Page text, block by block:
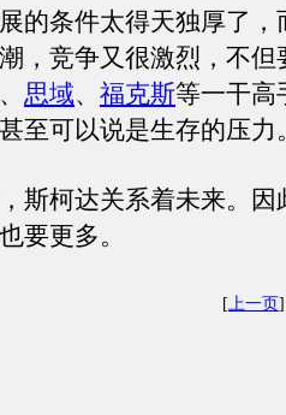
条件太得天独厚了，
，竞争又很激烈，不但
思域、 福克斯等一干
至可以说是生存的压力
柯达关系着未来。因
要更多。
[上一页